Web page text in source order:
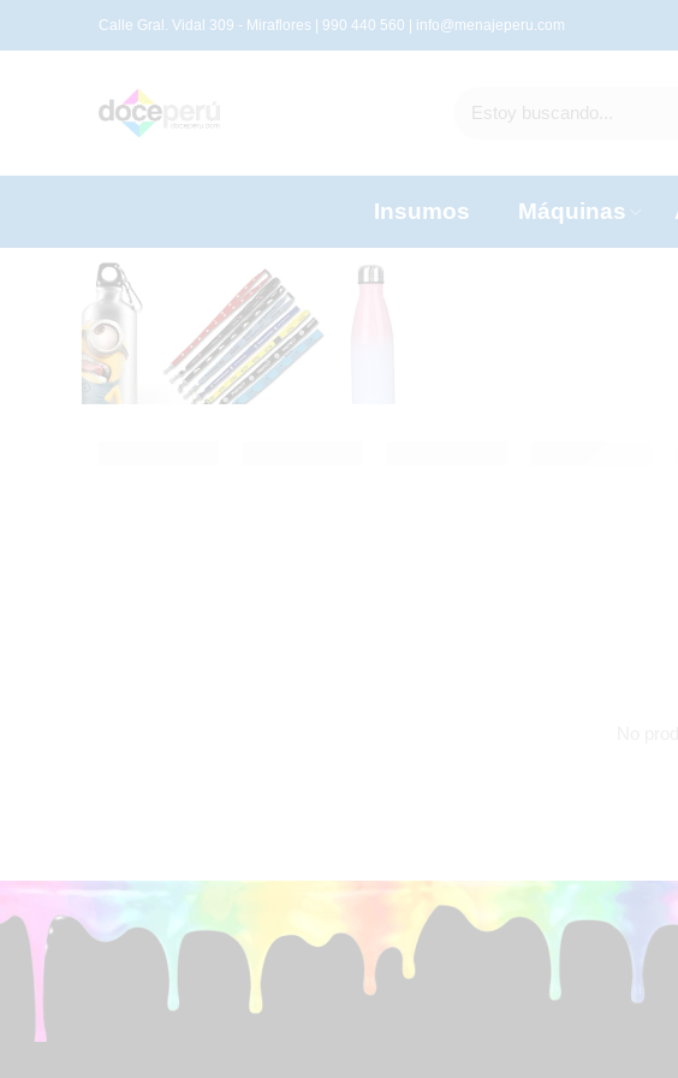
Calle Gral. Vidal 309 - Miraflores | 990 440 560 | info@menajeperu.com
Insumos Máquinas
No